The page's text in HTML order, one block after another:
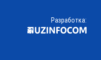
Разработка: